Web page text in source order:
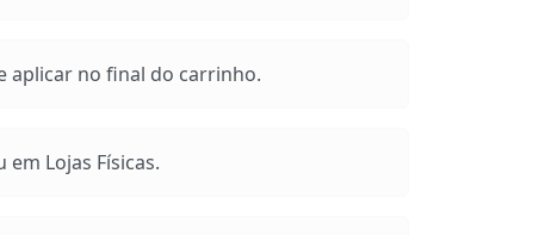
aplicar no final do carrinho.
Lojas Físicas.